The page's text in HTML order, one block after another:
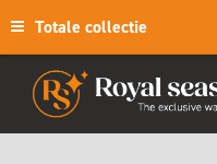
Totale collectie